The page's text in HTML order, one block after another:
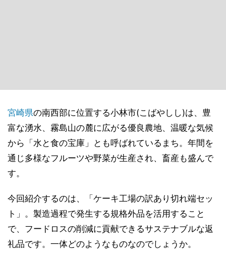
宮崎県の南西部に位置する小林市(こばやしし)は、豊
富な湧水、霧島山の麓に広がる優良農地、温暖な気候
から「水と食の宝庫」とも呼ばれているまち。年間を
通じ多様なフルーツや野菜が生産され、畜産も盛んで
す。
今回紹介するのは、「ケーキ工場の訳あり切れ端セッ
ト」。製造過程で発生する規格外品を活用すること
で、フードロスの削減に貢献できるサステナブルな返
礼品です。一体どのようなものなのでしょうか。